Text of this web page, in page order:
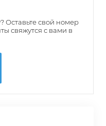
Оставьте свой номер
свяжутся с вами в